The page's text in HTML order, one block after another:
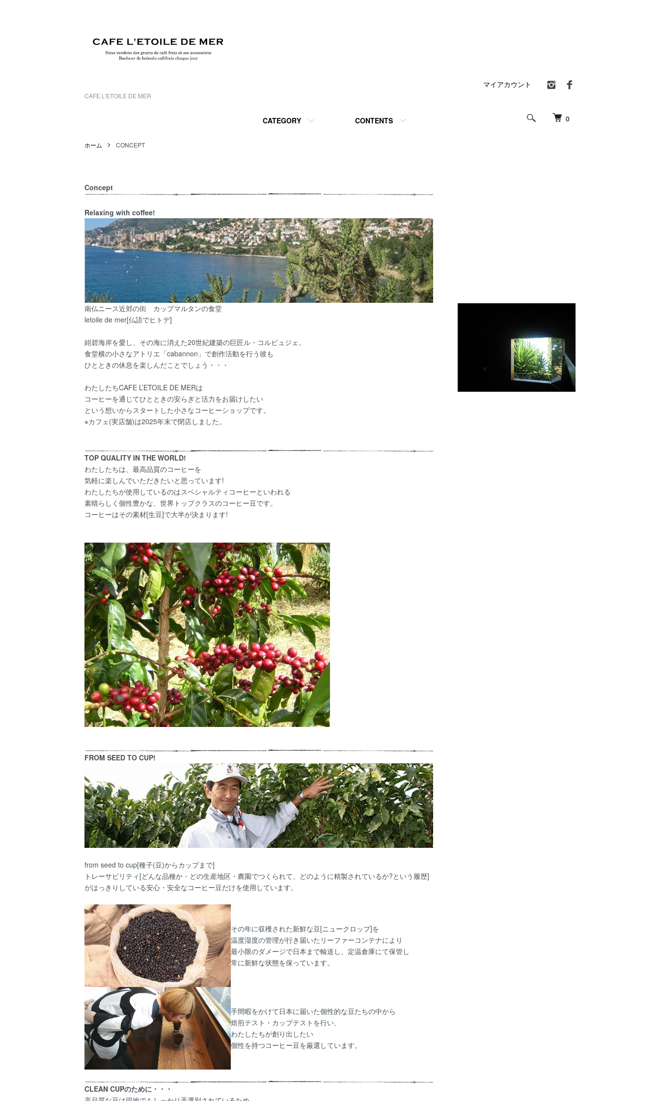
CAFE L'ETOILE DE MER
0
CATEGORY CONTENTS
マイアカウント
ホーム CONCEPT
Concept
Relaxing with coffee!
南仏ニース近郊の街 カップマルタンの食堂
letoile de mer[仏語でヒトデ]
紺碧海岸を愛し、その海に消えた20世紀建築の巨匠ル・コルビュジェ。
食堂横の小さなアトリエ「cabannon」で創作活動を行う彼も
ひとときの休息を楽しんだことでしょう・・・
わたしたちCAFE L’ETOILE DE MERは
コーヒーを通じてひとときの安らぎと活力をお届けしたい
という想いからスタートした小さなコーヒーショップです。
※カフェ(実店舗)は2025年末で閉店しました。
TOP QUALITY IN THE WORLD!
わたしたちは、最高品質のコーヒーを
気軽に楽しんでいただきたいと思っています!
わたしたちが使用しているのはスペシャルティコーヒーといわれる
素晴らしく個性豊かな、世界トップクラスのコーヒー豆です。
コーヒーはその素材[生豆]で大半が決まります!
FROM SEED TO CUP!
from seed to cup[種子(豆)からカップまで]
トレーサビリティ[どんな品種か・どの生産地区・農園でつくられて、どのように精製されているか?という履歴]
がはっきりしている安心・安全なコーヒー豆だけを使用しています。
その年に収穫された新鮮な豆[ニュークロップ]を
温度湿度の管理が行き届いたリーファーコンテナにより
最小限のダメージで日本まで輸送し、定温倉庫にて保管し
常に新鮮な状態を保っています。
手間暇をかけて日本に届いた個性的な豆たちの中から
焙煎テスト・カップテストを行い、
わたしたちが創り出したい
個性を持つコーヒー豆を厳選しています。
CLEAN CUPのために・・・